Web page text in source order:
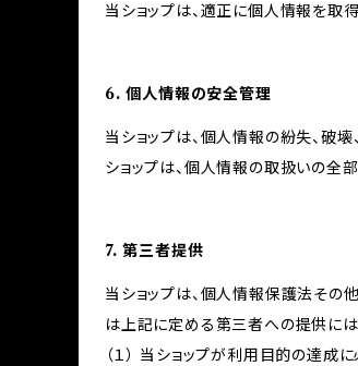
当ショップは、適正に個人情報を取
6. 個人情報の安全管理
当ショップは、個人情報の紛失、破
ショップは、個人情報の取扱いの全
7. 第三者提供
当ショップは、個人情報保護法その
は上記に定める第三者への提供には
（１） 当ショップが利用目的の達